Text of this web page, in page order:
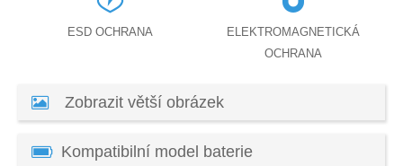
ESD OCHRANA
ELEKTROMAGNETICKÁ
OCHRANA
Zobrazit větší obrázek
Kompatibilní model baterie